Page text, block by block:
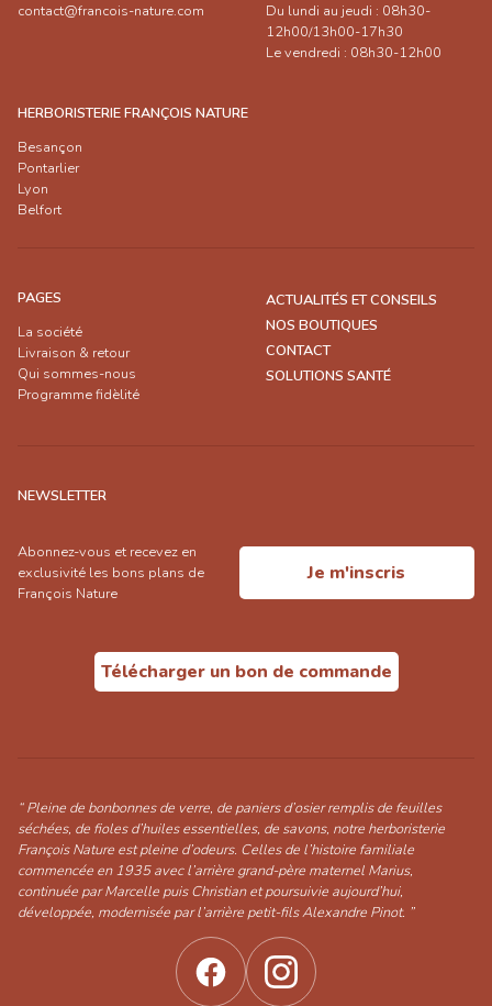
contact@francois-nature.com
Du lundi au jeudi : 08h30-
12h00/13h00-17h30
Le vendredi : 08h30-12h00
HERBORISTERIE FRANÇOIS NATURE
Besançon
Pontarlier
Lyon
Belfort
PAGES
La société
Livraison & retour
Qui sommes-nous
Programme fidèlité
ACTUALITÉS ET CONSEILS
NOS BOUTIQUES
CONTACT
SOLUTIONS SANTÉ
NEWSLETTER
Abonnez-vous et recevez en
exclusivité les bons plans de
François Nature
Je m'inscris
Télécharger un bon de commande
“ Pleine de bonbonnes de verre, de paniers d’osier remplis de feuilles
séchées, de fioles d’huiles essentielles, de savons, notre herboristerie
François Nature est pleine d’odeurs. Celles de l’histoire familiale
commencée en 1935 avec l’arrière grand-père maternel Marius,
continuée par Marcelle puis Christian et poursuivie aujourd’hui,
développée, modernisée par l’arrière petit-fils Alexandre Pinot. ”